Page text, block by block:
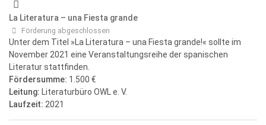
La Literatura – una Fiesta grande
Förderung abgeschlossen
Unter dem Titel »La Literatura – una Fiesta grande!« sollte im
November 2021 eine Veranstaltungsreihe der spanischen
Literatur stattfinden.
Fördersumme: 1.500 €
Leitung: Literaturbüro OWL e. V.
Laufzeit: 2021